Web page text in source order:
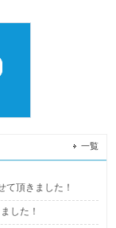
一覧
て頂きました！
した！